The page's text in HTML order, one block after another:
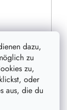
dazu,
zu
zu,
oder
aus, die du